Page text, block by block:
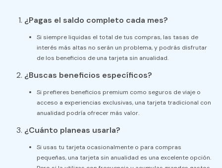
¿Pagas el saldo completo cada mes?
Si siempre liquidas el total de tus compras, las tasas de
interés más altas no serán un problema, y podrás disfrutar
de los beneficios de una tarjeta sin anualidad.
¿Buscas beneficios específicos?
Si prefieres beneficios premium como seguros de viaje o
acceso a experiencias exclusivas, una tarjeta tradicional con
anualidad podría ofrecer más valor.
¿Cuánto planeas usarla?
Si usas tu tarjeta ocasionalmente o para compras
pequeñas, una tarjeta sin anualidad es una excelente opción.